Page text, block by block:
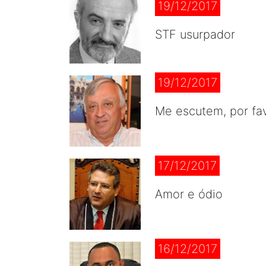
19/12/2017
STF usurpador
19/12/2017
Me escutem, por
17/12/2017
Amor e ódio
16/12/2017